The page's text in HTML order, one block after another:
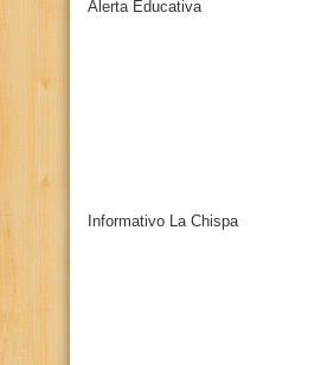
Alerta Educativa
Informativo La Chispa